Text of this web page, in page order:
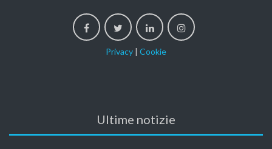
Privacy | Cookie
Ultime notizie